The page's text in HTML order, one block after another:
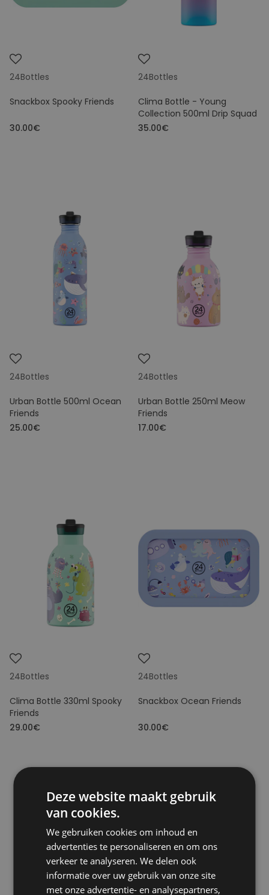
24Bottles
Snackbox Spooky Friends
30.00€
24Bottles
Clima Bottle - Young
Collection 500ml Drip Squad
35.00€
24Bottles
Urban Bottle 500ml Ocean
Friends
25.00€
24Bottles
Urban Bottle 250ml Meow
Friends
17.00€
24Bottles
Clima Bottle 330ml Spooky
Friends
29.00€
24Bottles
Snackbox Ocean Friends
30.00€
Deze website maakt gebruik
van cookies.
We gebruiken cookies om inhoud en
advertenties te personaliseren en om ons
verkeer te analyseren. We delen ook
informatie over uw gebruik van onze site
met onze advertentie- en analysepartners,